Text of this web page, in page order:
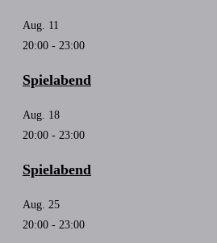
Aug. 11
20:00 - 23:00
Spielabend
Aug. 18
20:00 - 23:00
Spielabend
Aug. 25
20:00 - 23:00